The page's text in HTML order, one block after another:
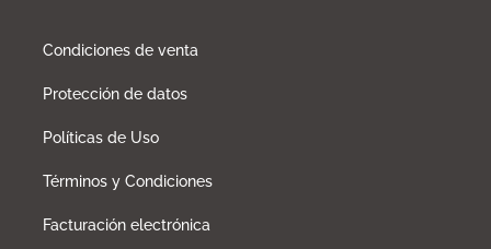
Condiciones de venta
Protección de datos
Políticas de Uso
Términos y Condiciones
Facturación electrónica